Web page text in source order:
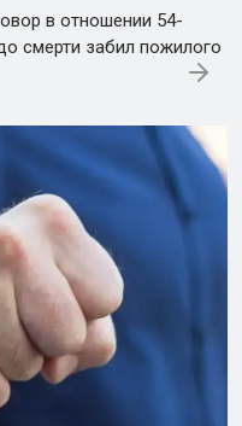
в отношении 54-
смерти забил пожилого